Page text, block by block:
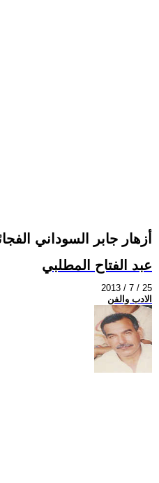
أزهار جابر السوداني
عبد الفتاح المطلبي
2013 / 7 / 25
الادب والفن